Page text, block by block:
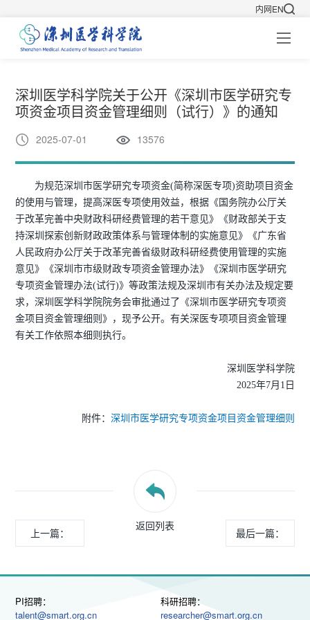
内网EN
深圳医学科学院关于公开《深圳市医学研究专
项资金项目资金管理细则（试行）》的通知
2025-07-01 13576
为规范深圳市医学研究专项资金(简称深医专项)资助项目资金
的使用与管理，提高深医专项使用效益，根据《国务院办公厅关
于改革完善中央财政科研经费管理的若干意见》《财政部关于支
持深圳探索创新财政政策体系与管理体制的实施意见》《广东省
人民政府办公厅关于改革完善省级财政科研经费使用管理的实施
意见》《深圳市市级财政专项资金管理办法》《深圳市医学研究
专项资金管理办法(试行)》等政策法规及深圳市有关办法及规定要
求，深圳医学科学院院务会审批通过了《深圳市医学研究专项资
金项目资金管理细则》，现予公开。有关深医专项项目资金管理
有关工作依照本细则执行。
深圳医学科学院
2025年7月1日
附件： 深圳市医学研究专项资金项目资金管理细则
返回列表
上一篇： 最后一篇：
PI招聘：
talent@smart.org.cn
科研招聘：
researcher@smart.org.cn